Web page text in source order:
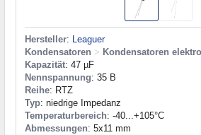
Hersteller: Leaguer
Kondensatoren > Kondensatoren
Kapazität: 47 µF
Nennspannung: 35 В
Reihe: RTZ
Typ: niedrige Impedanz
Temperaturbereich: -40...+105°C
Abmessungen: 5x11 mm